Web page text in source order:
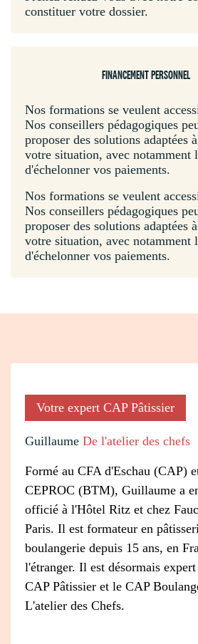
constituer votre dossier.
FINANCEMENT PERSONNEL
Nos formations se veulent
Nos conseillers pédagogiques
proposer des solutions adaptées
votre situation, avec notamment
d'échelonner vos paiements.
Nos formations se veulent
Nos conseillers pédagogiques
proposer des solutions adaptées
votre situation, avec notamment
d'échelonner vos paiements.
Votre expert CAP Pâtissier
Guillaume De l'atelier des chefs
Formé au CFA d'Eschau (CAP)
CEPROC (BTM), Guillaume a
officié à l'Hôtel Ritz et chez
Paris. Il est formateur en
boulangerie depuis 15 ans, en
l'étranger. Il est désormais
CAP Pâtissier et le CAP
L'atelier des Chefs.